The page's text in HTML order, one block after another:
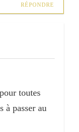
RÉPONDRE
toutes
à passer au